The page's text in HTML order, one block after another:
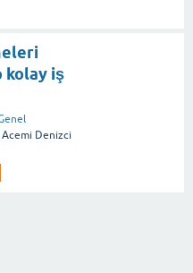
kolay iş
Acemi Denizci